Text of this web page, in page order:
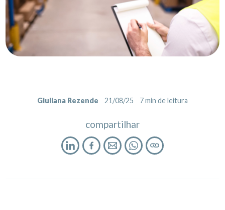
Giuliana Rezende 21/08/25 7min de leitura
compartilhar